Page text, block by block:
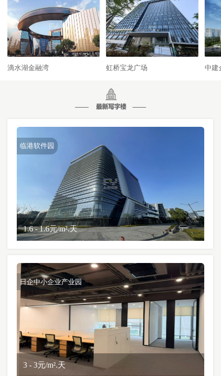
滴水湖金融湾 虹桥宝龙广场 中建
临港软件园
1.6 - 1.6元/m².天
日企中小企业产业园
3 - 3元/m².天